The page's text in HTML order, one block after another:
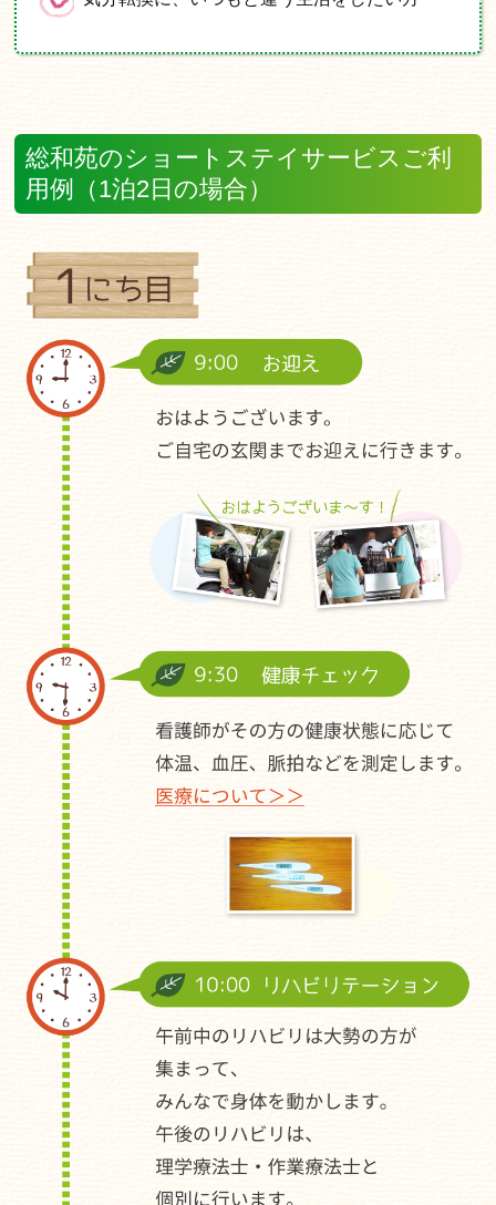
総和苑のショートステイサービスご利
用例（1泊2日の場合）